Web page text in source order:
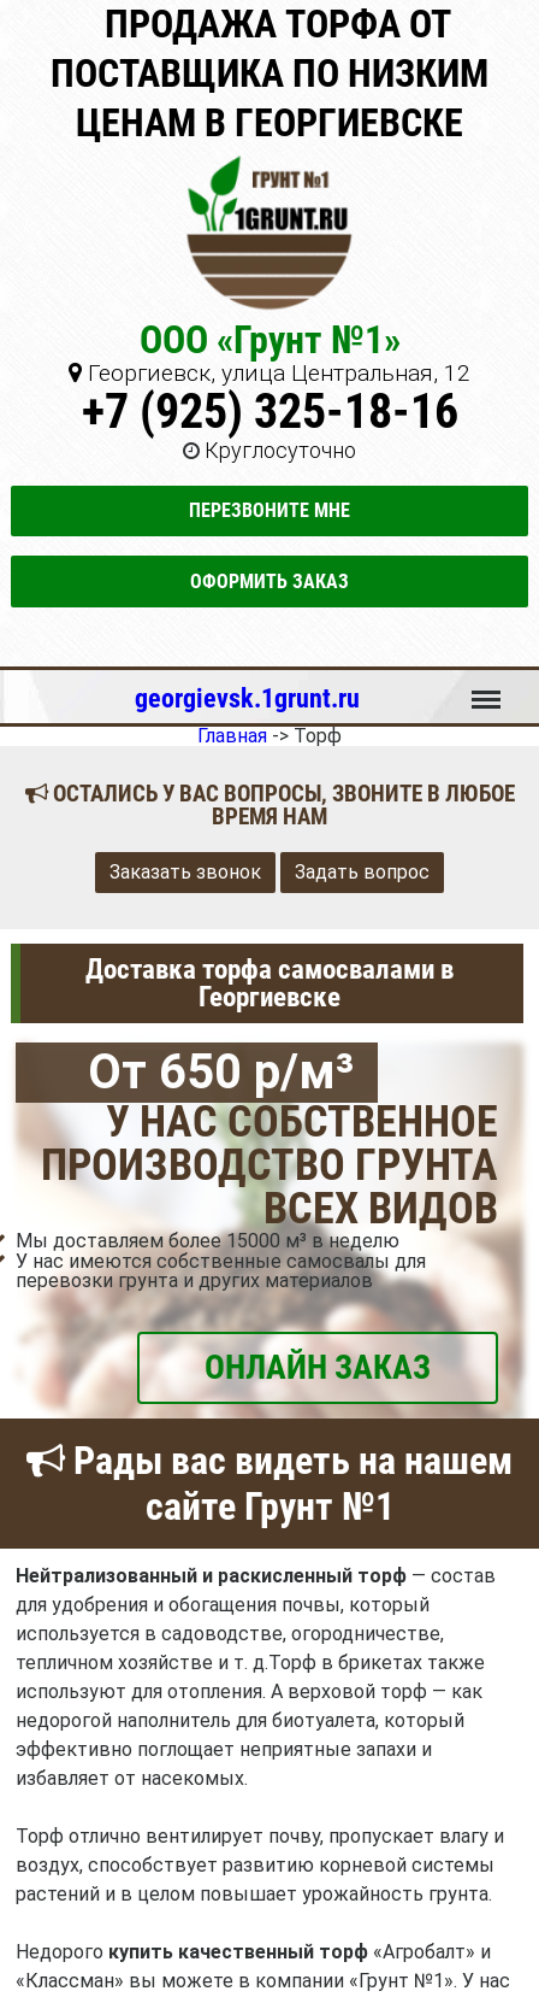
ПРОДАЖА ТОРФА ОТ
ПОСТАВЩИКА ПО НИЗКИМ
ЦЕНАМ В ГЕОРГИЕВСКЕ
ООО «Грунт №1»
Георгиевск, улица Центральная, 12
+7 (925) 325-18-16
Круглосуточно
ПЕРЕЗВОНИТЕ МНЕ
ОФОРМИТЬ ЗАКАЗ
georgievsk.1grunt.ru Меню
Главная -> Торф
ОСТАЛИСЬ У ВАС ВОПРОСЫ, ЗВОНИТЕ В ЛЮБОЕ
ВРЕМЯ НАМ
Заказать звонок Задать вопрос
Доставка торфа самосвалами в
Георгиевске
От 650 р/м³
У НАС СОБСТВЕННОЕ
ПРОИЗВОДСТВО ГРУНТА
ВСЕХ ВИДОВ
Мы доставляем более 15000 м³ в неделю
У нас имеются собственные самосвалы для
перевозки грунта и других материалов
ОНЛАЙН ЗАКАЗ
Рады вас видеть на нашем
сайте Грунт №1
Нейтрализованный и раскисленный торф— состав
для удобрения и обогащения почвы, который
используется в садоводстве, огородничестве,
тепличном хозяйстве и т. д.Торф в брикетах также
используют для отопления. А верховой торф — как
недорогой наполнитель для биотуалета, который
эффективно поглощает неприятные запахи и
избавляет от насекомых.
Торф отлично вентилирует почву, пропускает влагу и
воздух, способствует развитию корневой системы
растений и в целом повышает урожайность грунта.
Недорого купить качественный торф«Агробалт» и
«Классман» вы можете в компании «Грунт №1». У нас